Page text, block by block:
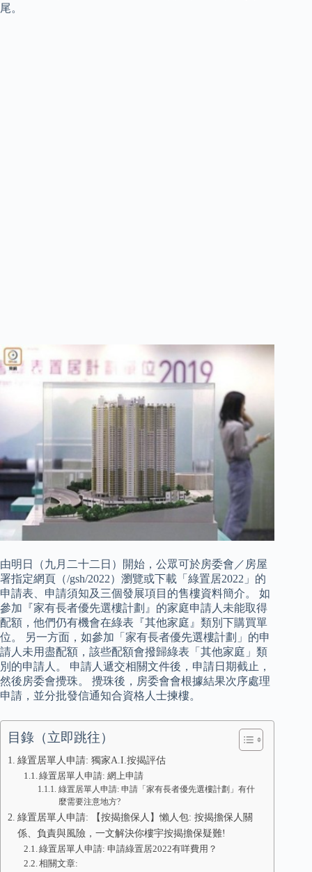
尾。
由明日（九月二十二日）開始，公眾可於房委會／房屋
署指定網頁（/gsh/2022）瀏覽或下載「綠置居2022」的
申請表、申請須知及三個發展項目的售樓資料簡介。 如
參加『家有長者優先選樓計劃』的家庭申請人未能取得
配額，他們仍有機會在綠表『其他家庭』類別下購買單
位。 另一方面，如參加「家有長者優先選樓計劃」的申
請人未用盡配額，該些配額會撥歸綠表「其他家庭」類
別的申請人。 申請人遞交相關文件後，申請日期截止，
然後房委會攪珠。 攪珠後，房委會會根據結果次序處理
申請，並分批發信通知合資格人士揀樓。
目錄（立即跳往）
綠置居單人申請: 獨家A.I.按揭評估
綠置居單人申請: 網上申請
綠置居單人申請: 申請「家有長者優先選樓計劃」有什
麼需要注意地方?
綠置居單人申請: 【按揭擔保人】懶人包: 按揭擔保人關
係、負責與風險，一文解決你樓宇按揭擔保疑難!
綠置居單人申請: 申請綠置居2022有咩費用？
相關文章: